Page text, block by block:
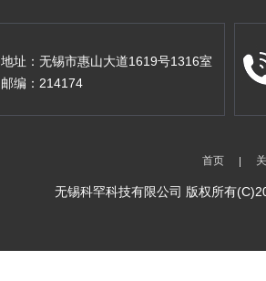
地址：无锡市惠山大道1619号1316室
邮编：214174
首页
无锡科罕科技有限公司 版权所有